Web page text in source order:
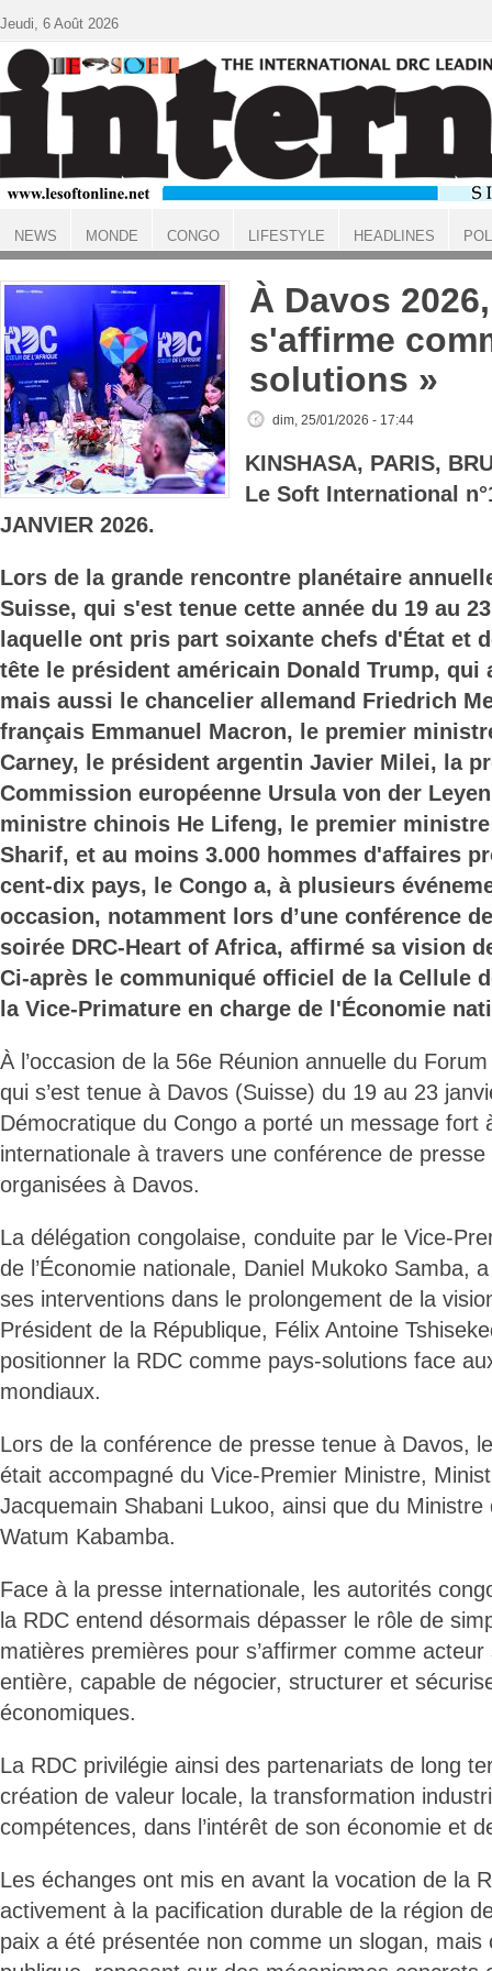
ACCUEIL
À Davos
s'affirme
solutions »
dim, 25/01/2026 - 17:44
KINSHASA, PARIS,
Le Soft International
JANVIER 2026.
Lors de la grande rencontre planétaire
Suisse, qui s'est tenue cette année du 19 au
laquelle ont pris part soixante chefs d'État et
tête le président américain Donald Trump, qui
mais aussi le chancelier allemand Friedrich
français Emmanuel Macron, le premier
Carney, le président argentin Javier Milei, la
Commission européenne Ursula von der
ministre chinois He Lifeng, le premier
Sharif, et au moins 3.000 hommes d'affaires
cent-dix pays, le Congo a, à plusieurs
occasion, notamment lors d’une conférence
soirée DRC-Heart of Africa, affirmé sa vision
Ci-après le communiqué officiel de la Cellule
la Vice-Primature en charge de l'Économie
À l’occasion de la 56e Réunion annuelle du
qui s’est tenue à Davos (Suisse) du 19 au 23
Démocratique du Congo a porté un message fort
internationale à travers une conférence de
organisées à Davos.
La délégation congolaise, conduite par le Vice-
de l’Économie nationale, Daniel Mukoko Samba,
ses interventions dans le prolongement de la
Président de la République, Félix Antoine
positionner la RDC comme pays-solutions face
mondiaux.
Lors de la conférence de presse tenue à Davos,
était accompagné du Vice-Premier Ministre,
Jacquemain Shabani Lukoo, ainsi que du Ministre
Watum Kabamba.
Face à la presse internationale, les autorités
la RDC entend désormais dépasser le rôle de
matières premières pour s’affirmer comme
entière, capable de négocier, structurer et
économiques.
La RDC privilégie ainsi des partenariats de long
création de valeur locale, la transformation
compétences, dans l’intérêt de son économie et
Les échanges ont mis en avant la vocation de la
activement à la pacification durable de la région
paix a été présentée non comme un slogan, mais
Jeudi, 6 Août 2026
NEWS MONDE CONGO LIFESTYLE HEADLINES